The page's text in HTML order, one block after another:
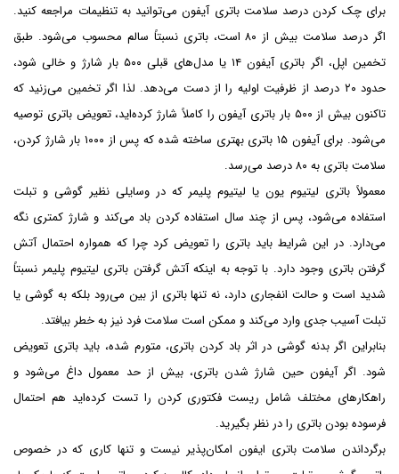
برای چک کردن درصد سلامت باتری آیفون می‌توانید به تنظیمات مراجعه کنید.
اگر درصد سلامت بیش از ۸۰ است، باتری نسبتاً سالم محسوب می‌شود. طبق
تخمین اپل، اگر باتری آیفون ۱۴ یا مدل‌های قبلی ۵۰۰ بار شارژ و خالی شود،
حدود ۲۰ درصد از ظرفیت اولیه را از دست می‌دهد. لذا اگر تخمین می‌زنید که
تاکنون بیش از ۵۰۰ بار باتری آیفون را کاملاً شارژ کرده‌اید، تعویض باتری توصیه
می‌شود. برای آیفون ۱۵ باتری بهتری ساخته شده که پس از ۱۰۰۰ بار شارژ کردن،
سلامت باتری به ۸۰ درصد می‌رسد.
معمولاً باتری لیتیوم یون یا لیتیوم پلیمر که در وسایلی نظیر گوشی و تبلت
استفاده می‌شود، پس از چند سال استفاده کردن باد می‌کند و شارژ کمتری نگه
می‌دارد. در این شرایط باید باتری را تعویض کرد چرا که همواره احتمال آتش
گرفتن باتری وجود دارد. با توجه به اینکه آتش گرفتن باتری لیتیوم پلیمر نسبتاً
شدید است و حالت انفجاری دارد، نه تنها باتری از بین می‌رود بلکه به گوشی یا
تبلت آسیب جدی وارد می‌کند و ممکن است سلامت فرد نیز به خطر بیافتد.
بنابراین اگر بدنه گوشی در اثر باد کردن باتری، متورم شده، باید باتری تعویض
شود. اگر آیفون حین شارژ شدن باتری، بیش از حد معمول داغ می‌شود و
راهکارهای مختلف شامل ریست فکتوری کردن را تست کرده‌اید هم احتمال
فرسوده بودن باتری را در نظر بگیرید.
برگرداندن سلامت باتری ایفون امکان‌پذیر نیست و تنها کاری که در خصوص